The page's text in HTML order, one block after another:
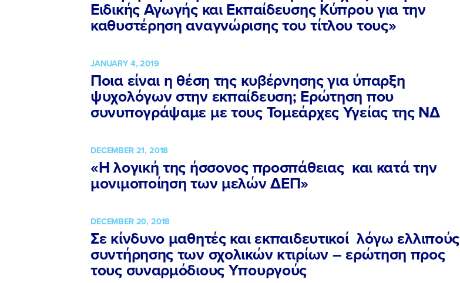
ΠΟΙΑ ΕΙΜΑΙ
Ειδικής Αγωγής και Εκπαίδευσης Κύπρου για την
καθυστέρηση αναγνώρισης του τίτλου τους»
JANUARY 4, 2019
Ποια είναι η θέση της κυβέρνησης για ύπαρξη
ψυχολόγων στην εκπαίδευση; Ερώτηση που
συνυπογράψαμε με τους Τομεάρχες Υγείας της ΝΔ
DECEMBER 21, 2018
«Η λογική της ήσσονος προσπάθειας και κατά την
μονιμοποίηση των μελών ΔΕΠ»
DECEMBER 20, 2018
Σε κίνδυνο μαθητές και εκπαιδευτικοί λόγω ελλιπούς
συντήρησης των σχολικών κτιρίων – ερώτηση προς
τους συναρμόδιους Υπουργούς